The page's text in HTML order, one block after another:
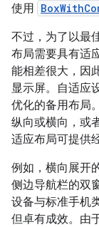
使用
不过，为了以最
布局需要具有适
能相差很大，因
显示屏。自适应
优化的备用布局
纵向或横向，或
适应布局可提供
例如，横向展开
侧边导航栏的双
设备与标准手机
但卓有成效。由